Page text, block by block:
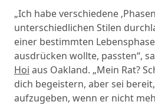
„Ich habe verschiedene
unterschiedlichen Stilen
einer bestimmten
ausdrücken wollte, passten“,
Hoi aus Oakland. „Mein Rat?
dich begeistern, aber sei
aufzugeben, wenn er nicht